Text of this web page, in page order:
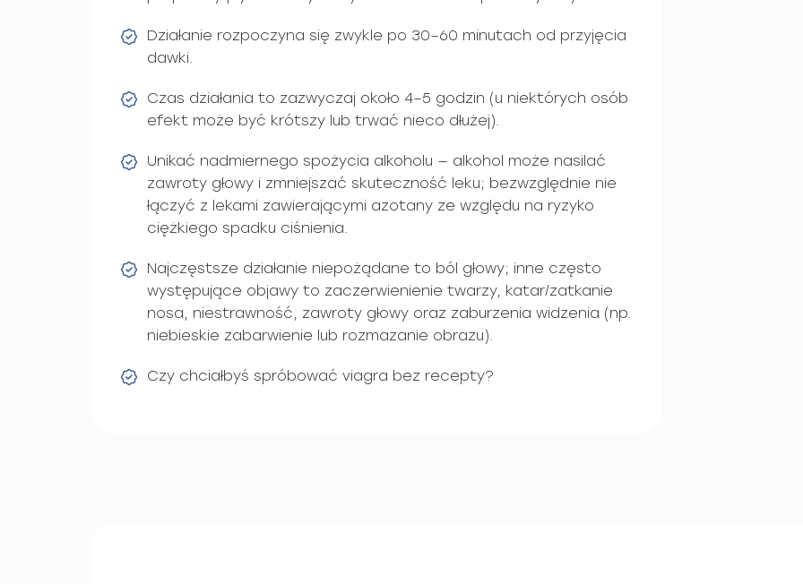
Działanie rozpoczyna się zwykle po 30–60 minutach od przyjęcia
dawki.
Czas działania to zazwyczaj około 4–5 godzin (u niektórych osób
efekt może być krótszy lub trwać nieco dłużej).
Unikać nadmiernego spożycia alkoholu — alkohol może nasilać
zawroty głowy i zmniejszać skuteczność leku; bezwzględnie nie
łączyć z lekami zawierającymi azotany ze względu na ryzyko
ciężkiego spadku ciśnienia.
Najczęstsze działanie niepożądane to ból głowy; inne często
występujące objawy to zaczerwienienie twarzy, katar/zatkanie
nosa, niestrawność, zawroty głowy oraz zaburzenia widzenia (np.
niebieskie zabarwienie lub rozmazanie obrazu).
Czy chciałbyś spróbować viagra bez recepty?